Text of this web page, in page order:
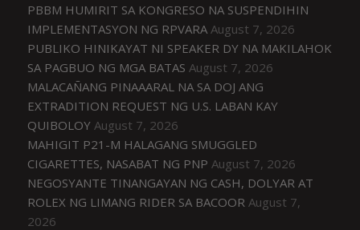
PBBM HUMIRIT SA KONGRESO NA SUSPENDIHIN
IMPLEMENTASYON NG RPVARA August 7, 2026
PUBLIKO HINIKAYAT NI SPEAKER DY NA MAKILAHOK
SA PAGBUO NG MGA BATAS August 7, 2026
MALACAÑANG PINAAARAL NA SA DOJ ANG
EXTRADITION REQUEST NG U.S. LABAN KAY
QUIBOLOY August 7, 2026
MAHIGIT P21-M HALAGANG SMUGGLED
CIGARETTES, NASABAT NG PNP August 7, 2026
NEGOSYANTE TINANGAYAN NG CASH, DOLYAR AT
ROLEX NG LIMANG RIDER SA BACOOR August 7,
2026